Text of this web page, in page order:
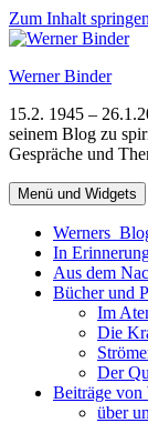
Zum Inhalt springen
Werner Binder
15.2. 1945 –
seinem Blog zu
Gespräche und
Menü und Widgets
Werners
In
Aus dem
Bücher und
Im
Die
Der
Beiträge von
über